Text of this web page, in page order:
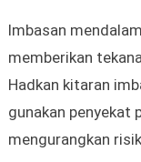
Imbasan
memberikan
Hadkan kitaran
gunakan penyekat
mengurangkan